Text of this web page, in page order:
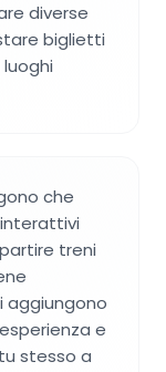
diverse
biglietti
che
treni
aggiungono
e
stesso a